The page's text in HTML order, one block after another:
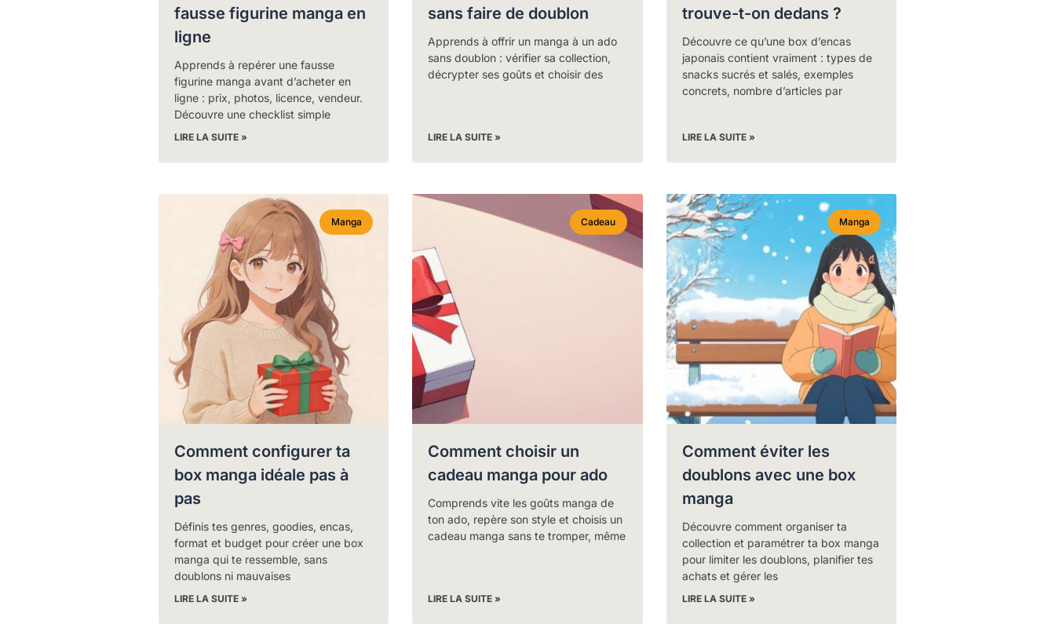
fausse figurine manga en
ligne
Apprends à repérer une fausse
figurine manga avant d’acheter en
ligne : prix, photos, licence, vendeur.
Découvre une checklist simple
LIRE LA SUITE »
sans faire de doublon
Apprends à offrir un manga à un ado
sans doublon : vérifier sa collection,
décrypter ses goûts et choisir des
LIRE LA SUITE »
trouve-t-on dedans ?
Découvre ce qu’une box d’encas
japonais contient vraiment : types de
snacks sucrés et salés, exemples
concrets, nombre d’articles par
LIRE LA SUITE »
Manga
Comment configurer ta
box manga idéale pas à
pas
Définis tes genres, goodies, encas,
format et budget pour créer une box
manga qui te ressemble, sans
doublons ni mauvaises
LIRE LA SUITE »
Cadeau
Comment choisir un
cadeau manga pour ado
Comprends vite les goûts manga de
ton ado, repère son style et choisis un
cadeau manga sans te tromper, même
LIRE LA SUITE »
Manga
Comment éviter les
doublons avec une box
manga
Découvre comment organiser ta
collection et paramétrer ta box manga
pour limiter les doublons, planifier tes
achats et gérer les
LIRE LA SUITE »